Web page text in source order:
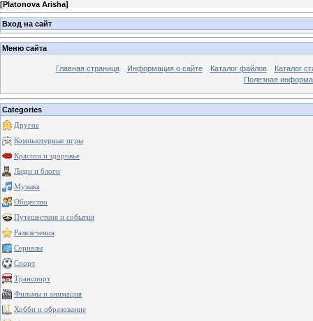
[Platonova Arisha]
Вход на сайт
Меню сайта
Главная страница Информация о сайте Каталог файлов
Каталог
Полезная
Categories
Другое
Компьютерные игры
Красота и здоровье
Люди и блоги
Музыка
Общество
Путешествия и события
Развлечения
Сериалы
Спорт
Транспорт
Фильмы и анимация
Хобби и образование